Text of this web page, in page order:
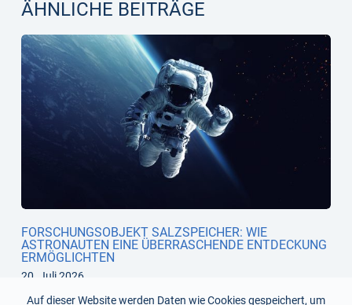
ÄHNLICHE BEITRÄGE
FORSCHUNGSOBJEKT SALZSPEICHER: WIE
ASTRONAUTEN EINE ÜBERRASCHENDE ENTDECKUNG
ERMÖGLICHTEN
20. Juli 2026
Auf dieser Website werden Daten wie Cookies gespeichert, um